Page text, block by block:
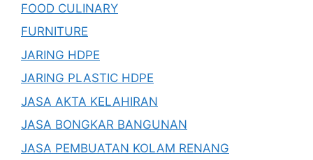
FOOD CULINARY
FURNITURE
JARING HDPE
JARING PLASTIC HDPE
JASA AKTA KELAHIRAN
JASA BONGKAR BANGUNAN
JASA PEMBUATAN KOLAM RENANG